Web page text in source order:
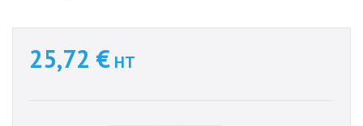
25,72 € HT